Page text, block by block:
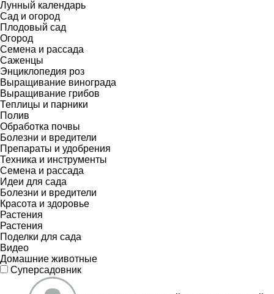
Лунный календарь
Сад и огород
Плодовый сад
Огород
Семена и рассада
Саженцы
Энциклопедия роз
Выращивание винограда
Выращивание грибов
Теплицы и парники
Полив
Обработка почвы
Болезни и вредители
Препараты и удобрения
Техника и инструменты
Семена и рассада
Идеи для сада
Болезни и вредители
Красота и здоровье
Растения
Растения
Поделки для сада
Видео
Домашние животные
Суперсадовник